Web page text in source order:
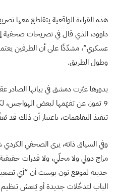
هذه القراءة الواقعية يتقاطع معها
داوود، الذي قال في تصريحات صحفية
عسكري”، مشدّدًا على أن الطرفين
وطول الطريق.
بدورها عبّرت دمشق في بيانها الصادر
9 تموز، عن تفهّمها لبعض الهواجس،
تنفيذ التفاهمات، باعتبار أن ذلك قد
وفي السياق ذاته، يرى الصحفي الكردي
مزاج دولي ولا محلّي، ولا قدرات
حديثه لموقع نون بوست أن “أي
الباب لتدخّلات جديدة أو يُنعش